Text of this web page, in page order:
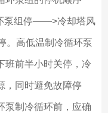
泵组停——>冷却塔风
高低温制冷循环泵
班前半小时关停，冷
，同时避免故障停
泵制冷循环前，应确